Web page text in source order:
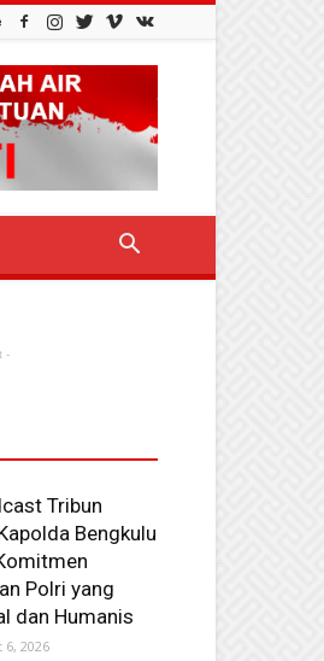
-
Tribun
Bengkulu
Polri yang
dan Humanis
6, 2026